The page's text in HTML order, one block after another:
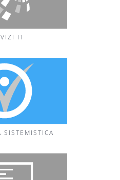
IT
SISTEMISTICA